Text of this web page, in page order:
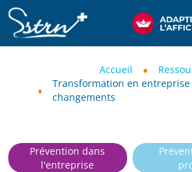
Aller au contenu principal
SSTRN
Accueil
Transformation en entreprise
changements
Prévention dans
l'entreprise